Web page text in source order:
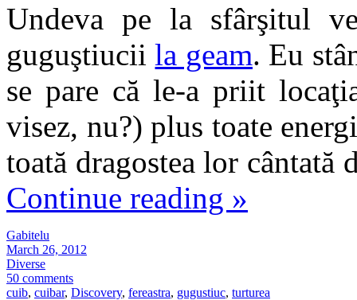
Undeva pe la sfârşitul
guguştiuciila geam. Eu
se pare că le-a priit
visez, nu?) plus toate
toată dragostea lor cântată
Continue reading »
Gabitelu
March 26, 2012
Diverse
50 comments
cuib, cuibar, Discovery, fereastra, gugustiuc, turturea